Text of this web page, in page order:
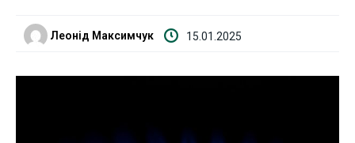
Робота і освіта
Леонід Максимчук 15.01.2025